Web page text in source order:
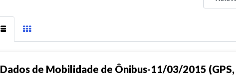
Dados de Mobilidade de Ônibus-11/03/2015